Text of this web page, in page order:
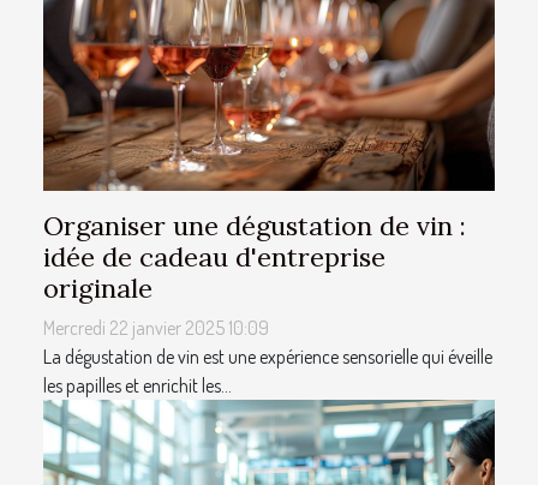
Organiser une dégustation de vin :
idée de cadeau d'entreprise
originale
Mercredi 22 janvier 2025 10:09
La dégustation de vin est une expérience sensorielle qui éveille
les papilles et enrichit les...